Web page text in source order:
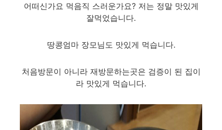
어떠신가요 먹음직 스러운가요? 저는 정말 맛있게
잘먹었습니다.
땅콩엄마 장모님도 맛있게 먹습니다.
처음방문이 아니라 재방문하는곳은 검증이 된 집이
라 맛있게 먹습니다.